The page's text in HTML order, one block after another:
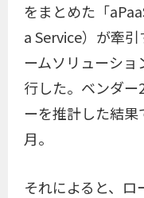
をまとめた「
a Service）が牽
ームソリューシ
行した。ベンダ
ーを推計した結
月。
それによると、